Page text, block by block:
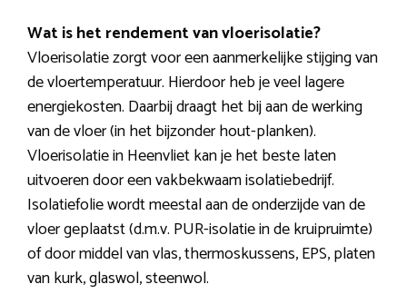
Wat is het rendement van vloerisolatie?
Vloerisolatie zorgt voor een aanmerkelijke stijging van
de vloertemperatuur. Hierdoor heb je veel lagere
energiekosten. Daarbij draagt het bij aan de werking
van de vloer (in het bijzonder hout-planken).
Vloerisolatie in Heenvliet kan je het beste laten
uitvoeren door een vakbekwaam isolatiebedrijf.
Isolatiefolie wordt meestal aan de onderzijde van de
vloer geplaatst (d.m.v. PUR-isolatie in de kruipruimte)
of door middel van vlas, thermoskussens, EPS, platen
van kurk, glaswol, steenwol.